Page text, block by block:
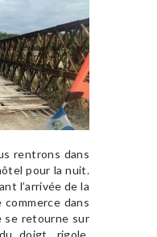
rentrons dans
pour la nuit.
l’arrivée de la
dans
se retourne sur
doigt, rigole.